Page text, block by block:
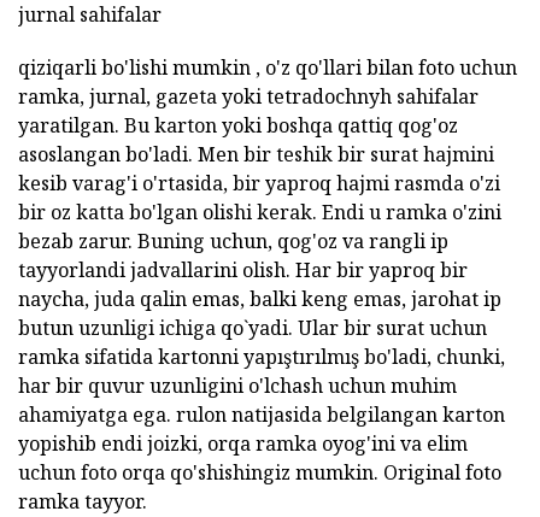
jurnal sahifalar
qiziqarli bo'lishi mumkin , o'z qo'llari bilan foto uchun
ramka, jurnal, gazeta yoki tetradochnyh sahifalar
yaratilgan. Bu karton yoki boshqa qattiq qog'oz
asoslangan bo'ladi. Men bir teshik bir surat hajmini
kesib varag'i o'rtasida, bir yaproq hajmi rasmda o'zi
bir oz katta bo'lgan olishi kerak. Endi u ramka o'zini
bezab zarur. Buning uchun, qog'oz va rangli ip
tayyorlandi jadvallarini olish. Har bir yaproq bir
naycha, juda qalin emas, balki keng emas, jarohat ip
butun uzunligi ichiga qo`yadi. Ular bir surat uchun
ramka sifatida kartonni yapıştırılmış bo'ladi, chunki,
har bir quvur uzunligini o'lchash uchun muhim
ahamiyatga ega. rulon natijasida belgilangan karton
yopishib endi joizki, orqa ramka oyog'ini va elim
uchun foto orqa qo'shishingiz mumkin. Original foto
ramka tayyor.